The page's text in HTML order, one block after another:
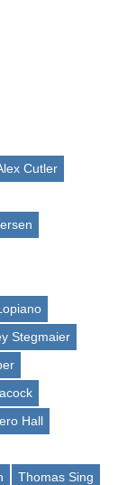
Cutler
Stegmaier
Hall
Thomas Sing